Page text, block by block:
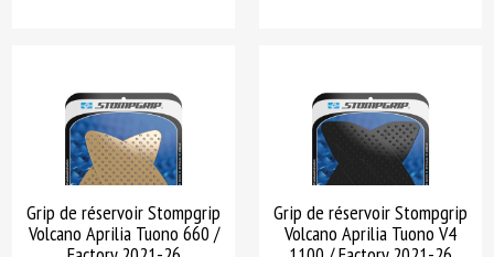
Grip de réservoir Stompgrip
Volcano Aprilia Tuono 660 /
Grip de réservoir Stompgrip
Volcano Aprilia Tuono V4